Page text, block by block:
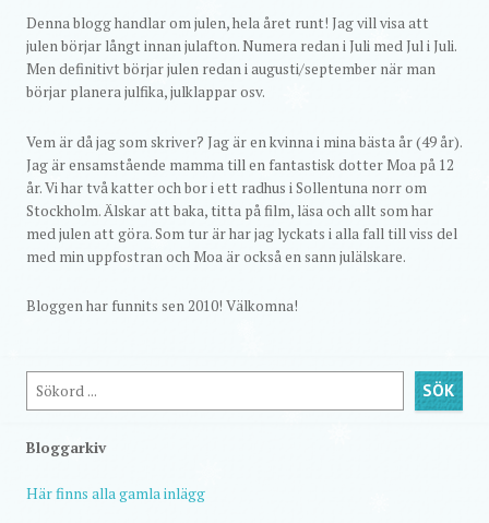
Denna blogg handlar om julen, hela året runt! Jag vill visa att
julen börjar långt innan julafton. Numera redan i Juli med Jul i Juli.
Men definitivt börjar julen redan i augusti/september när man
börjar planera julfika, julklappar osv.
Vem är då jag som skriver? Jag är en kvinna i mina bästa år (49 år).
Jag är ensamstående mamma till en fantastisk dotter Moa på 12
år. Vi har två katter och bor i ett radhus i Sollentuna norr om
Stockholm. Älskar att baka, titta på film, läsa och allt som har
med julen att göra. Som tur är har jag lyckats i alla fall till viss del
med min uppfostran och Moa är också en sann julälskare.
Bloggen har funnits sen 2010! Välkomna!
Sök SÖK
Bloggarkiv
Här finns alla gamla inlägg